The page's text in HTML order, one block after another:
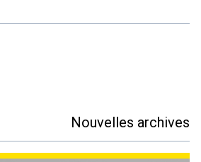
Nouvelles archives